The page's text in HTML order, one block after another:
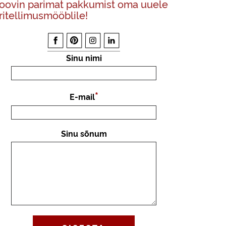
parimat pakkumist oma uuele
Sinu nimi
E-mail
Sinu sõnum